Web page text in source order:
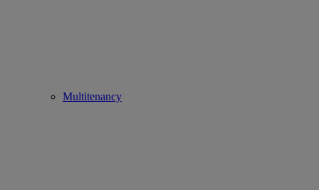
Multitenancy